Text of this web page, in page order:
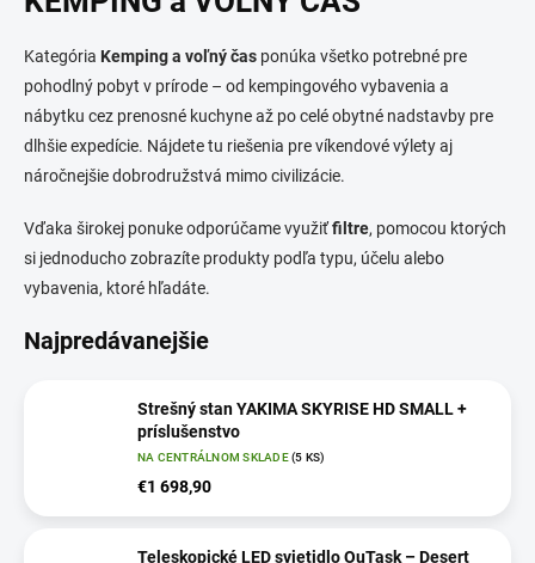
Kategória Kemping a voľný čas ponúka všetko potrebné pre
pohodlný pobyt v prírode – od kempingového vybavenia a
nábytku cez prenosné kuchyne až po celé obytné nadstavby pre
dlhšie expedície. Nájdete tu riešenia pre víkendové výlety aj
náročnejšie dobrodružstvá mimo civilizácie.
Vďaka širokej ponuke odporúčame využiťfiltre, pomocou ktorých
si jednoducho zobrazíte produkty podľa typu, účelu alebo
vybavenia, ktoré hľadáte.
Najpredávanejšie
Strešný stan YAKIMA SKYRISE HD SMALL +
príslušenstvo
NA CENTRÁLNOM SKLADE(5 KS)
€1 698,90
Teleskopické LED svietidlo OuTask – Desert